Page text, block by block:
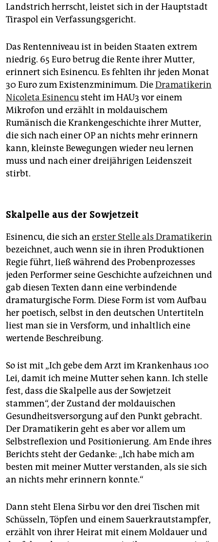
Landstrich herrscht, leistet sich in der Hauptstadt
Tiraspol ein Verfassungsgericht.
Das Rentenniveau ist in beiden Staaten extrem
niedrig. 65 Euro betrug die Rente ihrer Mutter,
erinnert sich Esinencu. Es fehlten ihr jeden Monat
30 Euro zum Existenzminimum. DieDramatikerin
Nicoleta Esinencu steht im HAU3 vor einem
Mikrofon und erzählt in moldauischem
Rumänisch die Krankengeschichte ihrer Mutter,
die sich nach einer OP an nichts mehr erinnern
kann, kleinste Bewegungen wieder neu lernen
muss und nach einer dreijährigen Leidenszeit
stirbt.
Skalpelle aus der Sowjetzeit
Esinencu, die sich an erster Stelle als Dramatikerin
bezeichnet, auch wenn sie in ihren Produktionen
Regie führt, ließ während des Probenprozesses
jeden Performer seine Geschichte aufzeichnen und
gab diesen Texten dann eine verbindende
dramaturgische Form. Diese Form ist vom Aufbau
her poetisch, selbst in den deutschen Untertiteln
liest man sie in Versform, und inhaltlich eine
wertende Beschreibung.
So ist mit „Ich gebe dem Arzt im Krankenhaus 100
Lei, damit ich meine Mutter sehen kann. Ich stelle
fest, dass die Skalpelle aus der Sowjetzeit
stammen“, der Zustand der moldauischen
Gesundheitsversorgung auf den Punkt gebracht.
Der Dramatikerin geht es aber vor allem um
Selbstreflexion und Posi­tio­nierung. Am Ende ihres
Berichts steht der Gedanke: „Ich habe mich am
besten mit meiner Mutter verstanden, als sie sich
an nichts mehr erinnern konnte.“
Dann steht Elena Sirbu vor den drei Tischen mit
Schüsseln, Töpfen und einem Sauerkrautstampfer,
erzählt von ihrer Heirat mit einem Moldauer und